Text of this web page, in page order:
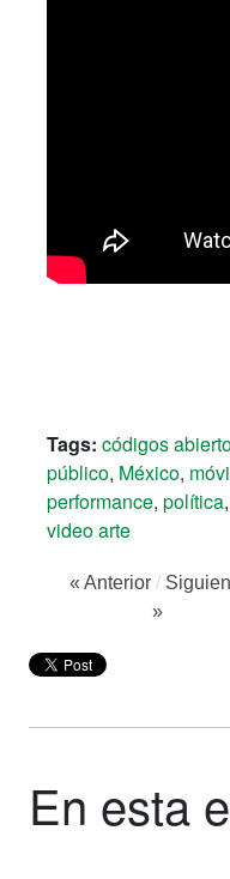
Tags: códigos
público, México,
performance, política,
video arte
« Anterior /
»
En esta